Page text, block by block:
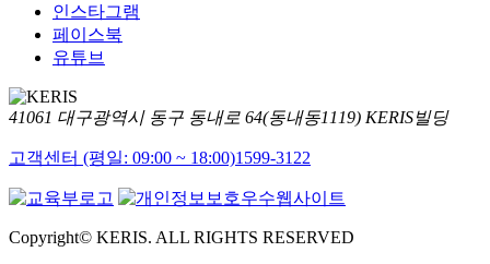
인스타그램
페이스북
유튜브
41061 대구광역시 동구 동내로 64(동내동1119) KERIS빌딩
고객센터 (평일: 09:00 ~ 18:00)1599-3122
Copyright© KERIS. ALL RIGHTS RESERVED